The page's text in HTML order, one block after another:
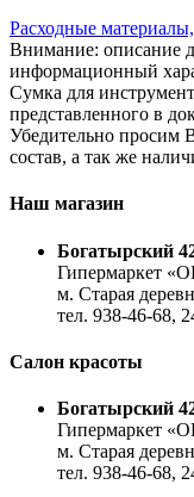
Расходные
Внимание: описание
информационный
Сумка для
представленного в
Убедительно просим
состав, а так же
Наш магазин
Богатырский
Гипермаркет
м. Старая
тел. 938-46-68,
Салон красоты
Богатырский
Гипермаркет
м. Старая
тел. 938-46-68,